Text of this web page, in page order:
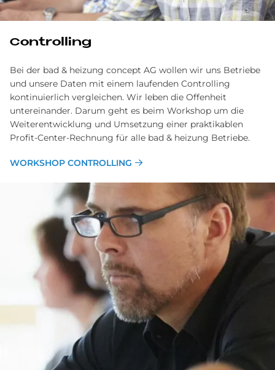
Controlling
Bei der bad & heizung concept AG wollen wir uns Betriebe
und unsere Daten mit einem laufenden Controlling
kontinuierlich vergleichen. Wir leben die Offenheit
untereinander. Darum geht es beim Workshop um die
Weiterentwicklung und Umsetzung einer praktikablen
Profit-Center-Rechnung für alle bad & heizung Betriebe.
WORKSHOP CONTROLLING